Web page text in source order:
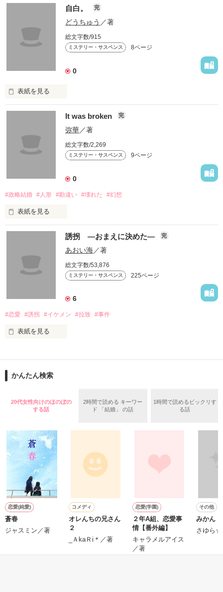
自白。 完
どうちゅう ／著
総文字数/915
ミステリー・サスペンス 8ページ
0
表紙を見る
男は薄ら笑いを浮かべ、
そして、
泣きながら、
作品を読む
It was broken 完
弥華／著
総文字数/2,269
ミステリー・サスペンス 9ページ
0
#政略結婚 #人形 #勘違い #壊れた #幻想
表紙を見る
It was broken.
それは、壊れていました。
作品を読む
誘拐 ―おまえに決めた― 完
あおい海／著
総文字数/53,876
ミステリー・サスペンス 225ページ
6
#恋愛 #誘拐 #イケメン #拉致 #事件
表紙を見る
私は誘拐された。
--------------------
宍戸　舞（ししどまい）
---------------------
毎日がつまらないと感じる日々。
そんな中、銀行に行くと
ある事件に巻き込まれる。
イケメン、長身、金髪の男。
かんたん検索
20代女性向けのほのぼの
する話
2時間で読める キーワー
ド 「結婚」 の話
1時間で読めるビックリす
る話
恋愛(純愛)
蒼春
ジャスミン／著
コメディ
オレんちの兄さん
２
_ＡkaＲi＊／著
恋愛(学園)
２年A組、恋愛事
情【番外編】
キャラメルアイス
／著
その他
みかん
さゆら☆